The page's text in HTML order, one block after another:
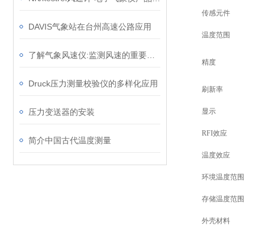
传感元件
温度范围
精度
刷新率
显示
RFI效应
温度效应
环境温度范围
存储温度范围
外壳材料
DAVIS气象站在台州高速公路应用
Druck压力测量校验仪的多样化应用
压力变送器的安装
简介中国古代温度测量